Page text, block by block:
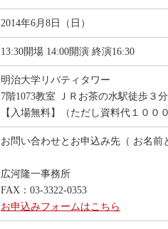
2014年6月8日（日）
13:30開場 14:00開演 終演16:30
明治大学リバティタワー
7階1073教室 ＪＲお茶の水駅徒歩３分
【入場無料】（ただし資料代１０００
お問い合わせとお申込み先（ お名前
広河隆一事務所
FAX：03-3322-0353
お申込みフォームはこちら